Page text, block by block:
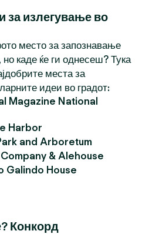
за излегување во
место за запознавање
но каде ќе ги однесеш? Тука
места за
идеи во градот:
Magazine National
Harbor
and Arboretum
& Alehouse
Galindo House
Конкорд